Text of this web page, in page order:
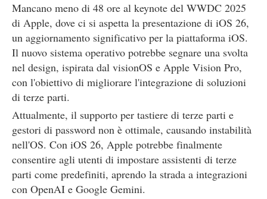
Mancano meno di 48 ore al keynote del WWDC 2025
di Apple, dove ci si aspetta la presentazione di iOS 26,
un aggiornamento significativo per la piattaforma iOS.
Il nuovo sistema operativo potrebbe segnare una svolta
nel design, ispirata dal visionOS e Apple Vision Pro,
con l'obiettivo di migliorare l'integrazione di soluzioni
di terze parti.
Attualmente, il supporto per tastiere di terze parti e
gestori di password non è ottimale, causando instabilità
nell'OS. Con iOS 26, Apple potrebbe finalmente
consentire agli utenti di impostare assistenti di terze
parti come predefiniti, aprendo la strada a integrazioni
con OpenAI e Google Gemini.